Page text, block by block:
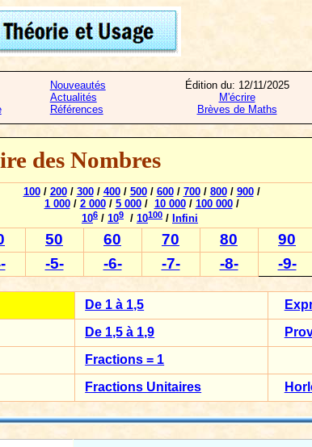
Nouveautés
Actualités
Références
Édition du: 12/11/2025
M'écrire
Brèves de Maths
des Nombres
100/ 200/ 300/ 400/ 500/ 600/ 700/ 800/ 900/
1 000/ 2 000/ 5 000 / 10 000/ 100 000/
106 / 109 / 10100 / Infini
50 60 70 80
90
-5- -6- -7- -8- -9-
De 1 à 1,5
De 1,5 à 1,9
Fractions = 1
Fractions Unitaires